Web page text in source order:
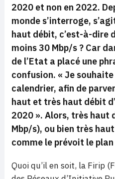
2020 et non en 2022.
monde s’interroge,
haut débit, c’est-à-dire
moins 30 Mbp/s ? Car
de l’Etat a placé une
confusion. « Je
calendrier, afin de
haut et très haut débit
2020 ». Alors, très haut
Mbp/s), ou bien très
comme le prévoit le plan
Quoi qu’il en soit, la Firip